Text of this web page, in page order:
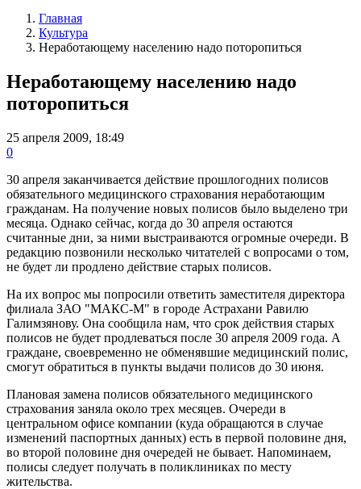
Главная
Культура
Неработающему населению надо поторопиться
Неработающему населению надо
поторопиться
25 апреля 2009, 18:49
0
30 апреля заканчивается действие прошлогодних полисов
обязательного медицинского страхования неработающим
гражданам. На получение новых полисов было выделено три
месяца. Однако сейчас, когда до 30 апреля остаются
считанные дни, за ними выстраиваются огромные очереди. В
редакцию позвонили несколько читателей с вопросами о том,
не будет ли продлено действие старых полисов.
На их вопрос мы попросили ответить заместителя директора
филиала ЗАО "МАКС-М" в городе Астрахани Равилю
Галимзянову. Она сообщила нам, что срок действия старых
полисов не будет продлеваться после 30 апреля 2009 года. А
граждане, своевременно не обменявшие медицинский полис,
смогут обратиться в пункты выдачи полисов до 30 июня.
Плановая замена полисов обязательного медицинского
страхования заняла около трех месяцев. Очереди в
центральном офисе компании (куда обращаются в случае
изменений паспортных данных) есть в первой половине дня,
во второй половине дня очередей не бывает. Напоминаем,
полисы следует получать в поликлиниках по месту
жительства.